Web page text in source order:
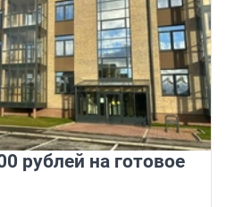
рублей на готовое